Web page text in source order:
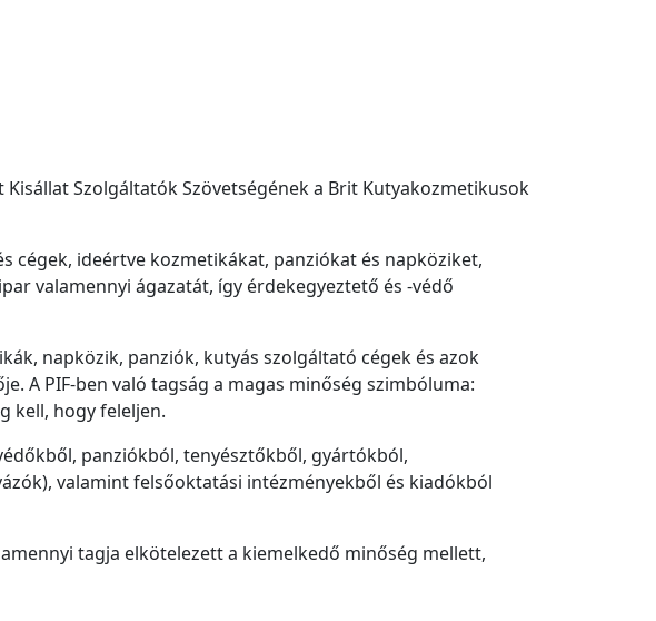
Szolgáltatók Szövetségének a Brit Kutyakozmetikusok
cégek, ideértve kozmetikákat, panziókat és napköziket,
valamennyi ágazatát, így érdekegyeztető és -védő
napközik, panziók, kutyás szolgáltató cégek és azok
A PIF-ben való tagság a magas minőség szimbóluma:
kell, hogy feleljen.
panziókból, tenyésztőkből, gyártókból,
valamint felsőoktatási intézményekből és kiadókból
tagja elkötelezett a kiemelkedő minőség mellett,